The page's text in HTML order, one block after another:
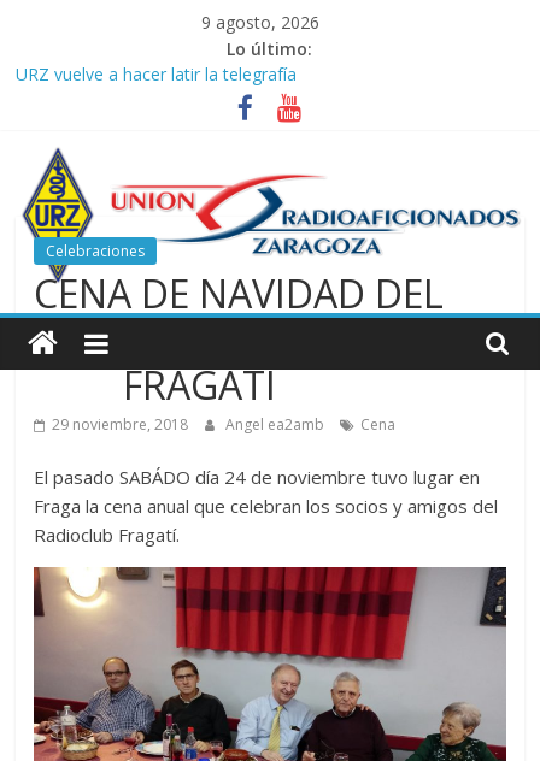
contenido
9 agosto, 2026
Lo último:
URZ vuelve a hacer latir la telegrafía
Verano, radio y buenas ondas: ideas para seguir disfrutando de
Promoción de Verano ICOM en Promodis Telecom
Nueva ubicación de la Jefatura Provincial de Inspección de las
Telecomunicaciones de Zaragoza. Información de interés para
los radioaficionados
La cantera de URZ vuelve a hacerse escuchar en el YOTA
Contest
Unión
de
Radioaficionados
de
Zaragoza
Celebraciones
CENA DE NAVIDAD DEL
FRAGATÍ
29 noviembre, 2018 Angel ea2amb Cena
El pasado SABÁDO día 24 de noviembre tuvo lugar en
Fraga la cena anual que celebran los socios y amigos del
Radioclub Fragatí.